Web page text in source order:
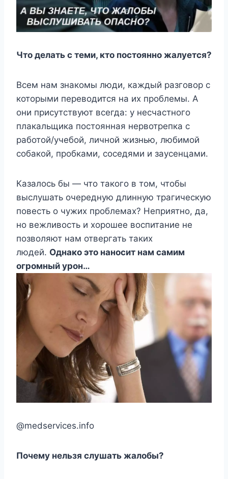
Что делать с теми, кто постоянно жалуется?
Всем нам знакомы люди, каждый разговор с
которыми переводится на их проблемы. А
они присутствуют всегда: у несчастного
плакальщика постоянная нервотрепка с
работой/учебой, личной жизнью, любимой
собакой, пробками, соседями и заусенцами.
Казалось бы — что такого в том, чтобы
выслушать очередную длинную трагическую
повесть о чужих проблемах? Неприятно, да,
но вежливость и хорошее воспитание не
позволяют нам отвергать таких
людей. Однако это наносит нам самим
огромный урон…
@medservices.info
Почему нельзя слушать жалобы?